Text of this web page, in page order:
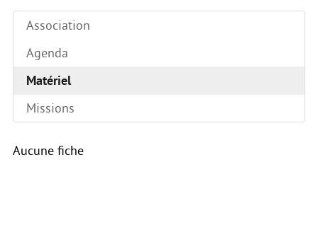
Association
Agenda
Matériel
Missions
Aucune fiche